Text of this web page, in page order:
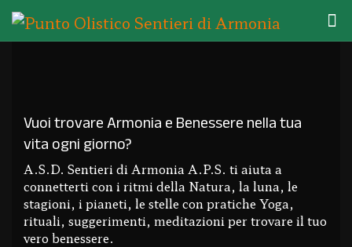
Vuoi trovare Armonia e Benessere nella tua
vita ogni giorno?
A.S.D. Sentieri di Armonia A.P.S. ti aiuta a
connetterti con i ritmi della Natura, la luna, le
stagioni, i pianeti, le stelle con pratiche Yoga,
rituali, suggerimenti, meditazioni per trovare il tuo
vero benessere.